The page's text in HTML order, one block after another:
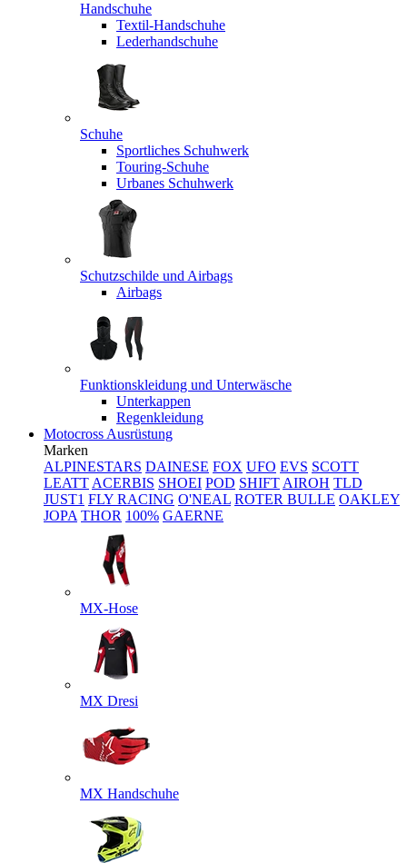
Handschuhe
Textil-Handschuhe
Lederhandschuhe
Schuhe
Sportliches Schuhwerk
Touring-Schuhe
Urbanes Schuhwerk
Schutzschilde und Airbags
Airbags
Funktionskleidung und Unterwäsche
Unterkappen
Regenkleidung
Motocross Ausrüstung
Marken
ALPINESTARS DAINESE FOX UFO EVS SCOTT
LEATT ACERBIS SHOEI POD SHIFT AIROH TLD
JUST1 FLY RACING O'NEAL ROTER BULLE OAKLEY
JOPA THOR 100% GAERNE
MX-Hose
MX Dresi
MX Handschuhe